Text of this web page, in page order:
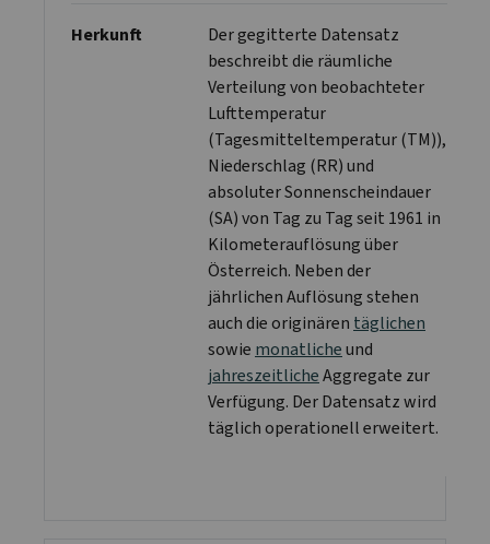
Herkunft
Der gegitterte Datensatz
beschreibt die räumliche
Verteilung von beobachteter
Lufttemperatur
(Tagesmitteltemperatur (TM)),
Niederschlag (RR) und
absoluter Sonnenscheindauer
(SA) von Tag zu Tag seit 1961 in
Kilometerauflösung über
Österreich. Neben der
jährlichen Auflösung stehen
auch die originären täglichen
sowie monatlicheund
jahreszeitlicheAggregate zur
Verfügung. Der Datensatz wird
täglich operationell erweitert.